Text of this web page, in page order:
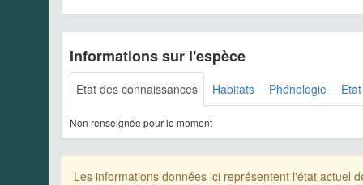
Informations sur l'espèce
Etat des connaissances Habitats Phénologie
Non renseignée pour le moment
Les informations données ici représentent l'état actuel